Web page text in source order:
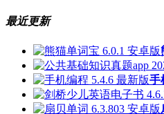
最近更新
手